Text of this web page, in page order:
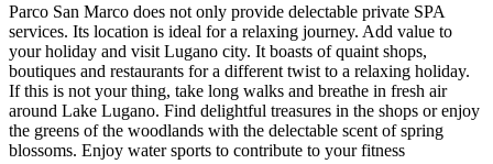
Parco San Marco does not only provide delectable private SPA
services. Its location is ideal for a relaxing journey. Add value to
your holiday and visit Lugano city. It boasts of quaint shops,
boutiques and restaurants for a different twist to a relaxing holiday.
If this is not your thing, take long walks and breathe in fresh air
around Lake Lugano. Find delightful treasures in the shops or enjoy
the greens of the woodlands with the delectable scent of spring
blossoms. Enjoy water sports to contribute to your fitness